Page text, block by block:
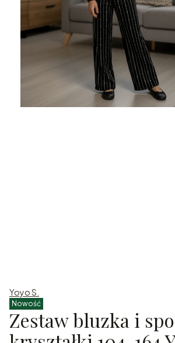
Yoyo S.
Nowość
Zestaw bluzka i